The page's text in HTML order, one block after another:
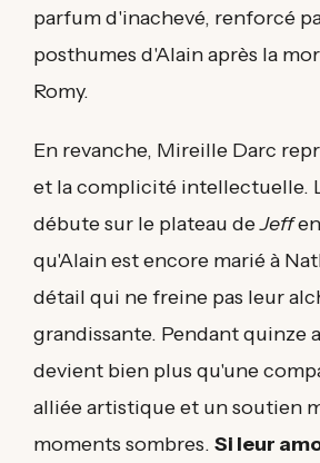
parfum d'inachevé, renforcé
posthumes d'Alain après la
Romy.
En revanche, Mireille Darc
et la complicité intellectuelle.
débute sur le plateau deJeff
qu'Alain est encore marié à
détail qui ne freine pas leur
grandissante. Pendant quinze
devient bien plus qu'une
alliée artistique et un soutien
moments sombres. Si leur